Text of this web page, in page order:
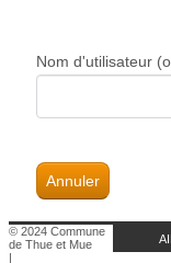
Nom d'utilisateur
Annuler
© 2024 Commune
de Thue et Mue